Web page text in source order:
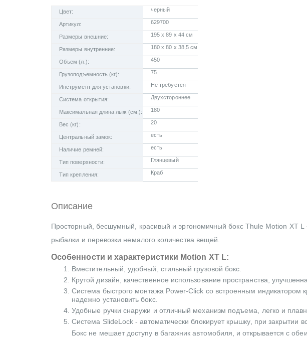
Цвет: черный
Артикул: 629700
Размеры внешние: 195 x 89 x 44 см
Размеры внутренние: 180 x 80 x 38,5 см
Объем (л.): 450
Грузоподъемность (кг): 75
Инструмент для установки: Не требуется
Система открытия: Двухстороннее
Максимальная длина лыж (см.): 180
Вес (кг): 20
Центральный замок: есть
Наличие ремней: есть
Тип поверхности: Глянцевый
Тип крепления: Краб
Описание
Просторный, бесшумный, красивый и эргономичный бокс Thule Motion XT
рыбалки и перевозки немалого количества вещей.
Особенности и характеристики Motion XT L:
Вместительный, удобный, стильный грузовой бокс.
Крутой дизайн, качественное использование пространства,
Система быстрого монтажа Power-Click со встроенным индикатором
надежно установить бокс.
Удобные ручки снаружи и отличный механизм подъема, легко и
Система SlideLock - автоматически блокирует крышку, при закрытии
Бокс не мешает доступу в багажник автомобиля, и открывается с